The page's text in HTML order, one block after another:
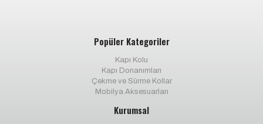
Popüler Kategoriler
Kapı Kolu
Kapı Donanımları
Çekme ve Sürme Kollar
Mobilya Aksesuarları
Kurumsal